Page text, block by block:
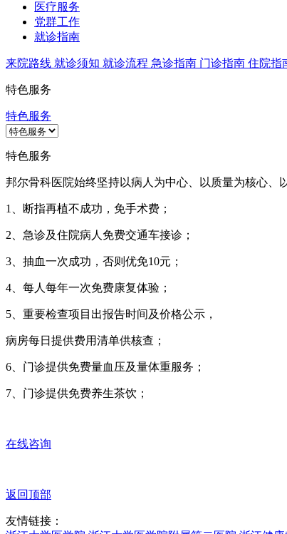
医疗服务
党群工作
就诊指南
来院路线 就诊须知 就诊流程 急诊指南 门诊指南 住院指
特色服务
特色服务
特色服务
邦尔骨科医院始终坚持以病人为中心、以质量为核心
1、断指再植不成功，免手术费；
2、急诊及住院病人免费交通车接诊；
3、抽血一次成功，否则优免10元；
4、每人每年一次免费康复体验；
5、重要检查项目出报告时间及价格公示，
病房每日提供费用清单供核查；
6、门诊提供免费量血压及量体重服务；
7、门诊提供免费养生茶饮；
在线咨询
返回顶部
友情链接：